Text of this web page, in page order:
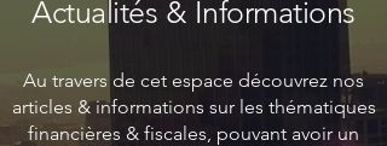
Actualités & Informations
Au travers de cet espace découvrez nos
articles & informations sur les thématiques
financières & fiscales, pouvant avoir un